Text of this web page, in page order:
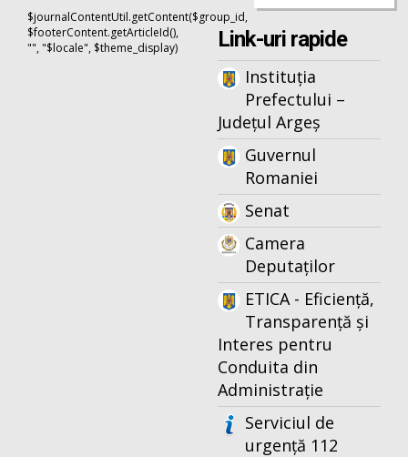
$journalContentUtil.getContent($group_id,
$footerContent.getArticleId(),
"", "$locale", $theme_display)
Link-uri rapide
Instituția
Prefectului –
Județul Argeș
Guvernul
Romaniei
Senat
Camera
Deputaților
ETICA - Eficiență,
Transparență și
Interes pentru
Conduita din
Administrație
Serviciul de
urgență 112